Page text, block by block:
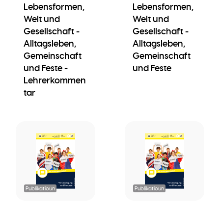
Lebensformen,
Welt und
Gesellschaft -
Alltagsleben,
Gemeinschaft
und Feste -
Lehrerkommen
tar
Lebensformen,
Welt und
Gesellschaft -
Alltagsleben,
Gemeinschaft
und Feste
Publikatioun Publikatioun